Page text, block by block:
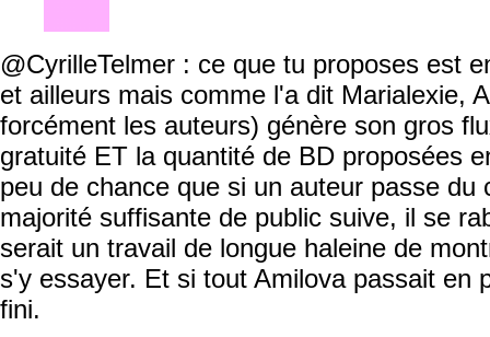
@CyrilleTelmer : ce que tu proposes est
et ailleurs mais comme l'a dit Marialexie,
forcément les auteurs) génère son gros
gratuité ET la quantité de BD proposées
peu de chance que si un auteur passe du
majorité suffisante de public suive, il se
serait un travail de longue haleine de
s'y essayer. Et si tout Amilova passait en
fini.